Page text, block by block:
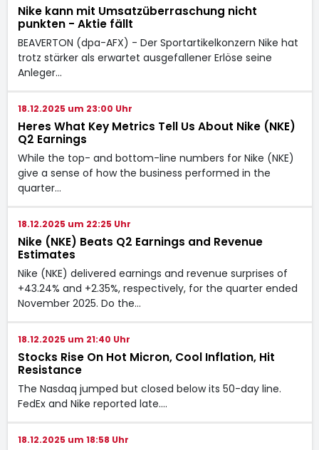
Nike kann mit Umsatzüberraschung nicht
punkten - Aktie fällt
BEAVERTON (dpa-AFX) - Der Sportartikelkonzern Nike hat
trotz stärker als erwartet ausgefallener Erlöse seine
Anleger…
18.12.2025 um 23:00 Uhr
Heres What Key Metrics Tell Us About Nike (NKE)
Q2 Earnings
While the top- and bottom-line numbers for Nike (NKE)
give a sense of how the business performed in the
quarter…
18.12.2025 um 22:25 Uhr
Nike (NKE) Beats Q2 Earnings and Revenue
Estimates
Nike (NKE) delivered earnings and revenue surprises of
+43.24% and +2.35%, respectively, for the quarter ended
November 2025. Do the…
18.12.2025 um 21:40 Uhr
Stocks Rise On Hot Micron, Cool Inflation, Hit
Resistance
The Nasdaq jumped but closed below its 50-day line.
FedEx and Nike reported late.…
18.12.2025 um 18:58 Uhr